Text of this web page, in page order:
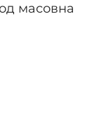
масовна